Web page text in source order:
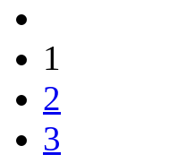
1
2
3